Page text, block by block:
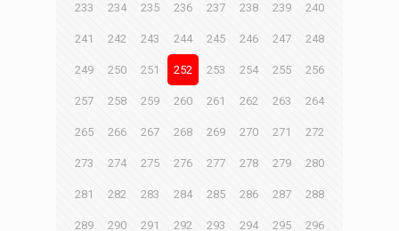
233 234 235 236 237 238 239 240
241 242 243 244 245 246 247 248
249 250 251 252 253 254 255 256
257 258 259 260 261 262 263 264
265 266 267 268 269 270 271 272
273 274 275 276 277 278 279 280
281 282 283 284 285 286 287 288
289 290 291 292 293 294 295 296